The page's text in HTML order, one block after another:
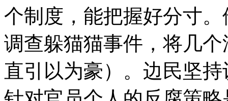
个制度，能把握好分寸
调查躲猫猫事件，将几
直引以为豪）。边民坚